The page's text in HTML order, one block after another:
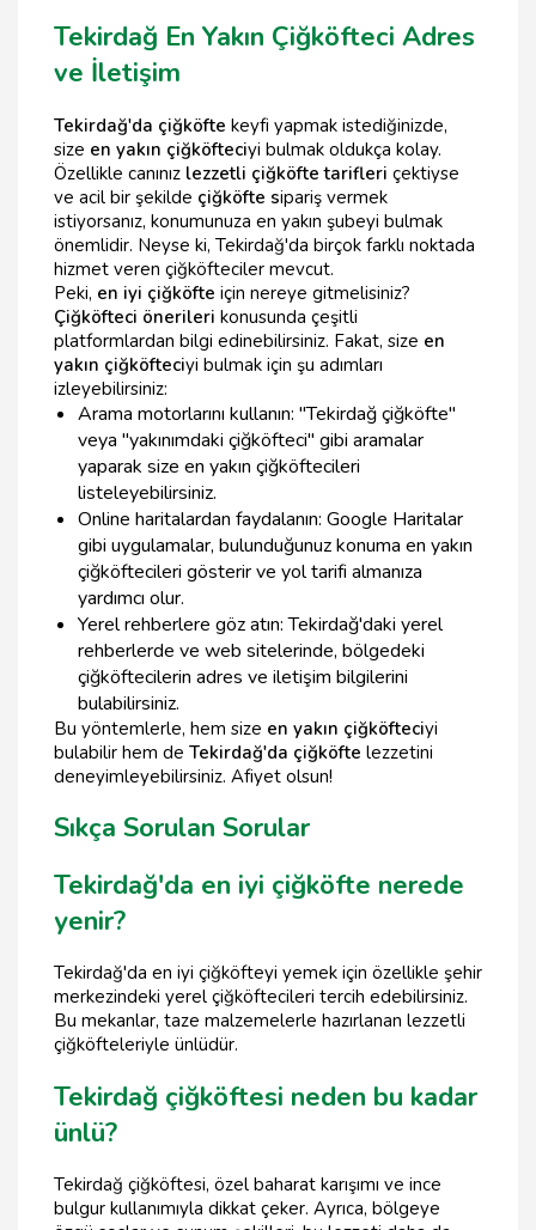
Tekirdağ En Yakın Çiğköfteci Adres
ve İletişim
Tekirdağ'da çiğköfte keyfi yapmak istediğinizde,
size en yakın çiğköfteciyi bulmak oldukça kolay.
Özellikle canınız lezzetli çiğköfte tarifleri çektiyse
ve acil bir şekilde çiğköfte sipariş vermek
istiyorsanız, konumunuza en yakın şubeyi bulmak
önemlidir. Neyse ki, Tekirdağ'da birçok farklı noktada
hizmet veren çiğköfteciler mevcut.
Peki, en iyi çiğköfte için nereye gitmelisiniz?
Çiğköfteci önerileri konusunda çeşitli
platformlardan bilgi edinebilirsiniz. Fakat, size en
yakın çiğköfteciyi bulmak için şu adımları
izleyebilirsiniz:
Arama motorlarını kullanın: "Tekirdağ çiğköfte"
veya "yakınımdaki çiğköfteci" gibi aramalar
yaparak size en yakın çiğköftecileri
listeleyebilirsiniz.
Online haritalardan faydalanın: Google Haritalar
gibi uygulamalar, bulunduğunuz konuma en yakın
çiğköftecileri gösterir ve yol tarifi almanıza
yardımcı olur.
Yerel rehberlere göz atın: Tekirdağ'daki yerel
rehberlerde ve web sitelerinde, bölgedeki
çiğköftecilerin adres ve iletişim bilgilerini
bulabilirsiniz.
Bu yöntemlerle, hem size en yakın çiğköfteciyi
bulabilir hem de Tekirdağ'da çiğköfte lezzetini
deneyimleyebilirsiniz. Afiyet olsun!
Sıkça Sorulan Sorular
Tekirdağ'da en iyi çiğköfte nerede
yenir?
Tekirdağ'da en iyi çiğköfteyi yemek için özellikle şehir
merkezindeki yerel çiğköftecileri tercih edebilirsiniz.
Bu mekanlar, taze malzemelerle hazırlanan lezzetli
çiğköfteleriyle ünlüdür.
Tekirdağ çiğköftesi neden bu kadar
ünlü?
Tekirdağ çiğköftesi, özel baharat karışımı ve ince
bulgur kullanımıyla dikkat çeker. Ayrıca, bölgeye